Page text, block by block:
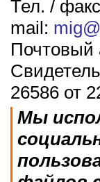
Тел. /
mail:
Почтовый
26586 от
Мы